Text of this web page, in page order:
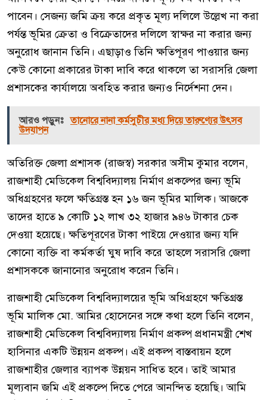
পাবেন। সেজন্য জমি ক্রয় করে প্রকৃত মূল্য দলিলে উল্লেখ না করা
পর্যন্ত ভূমির ক্রেতা ও বিক্রেতাদের দলিলে স্বাক্ষর না করার জন্য
অনুরোধ জানান তিনি। এছাড়াও তিনি ক্ষতিপূরণ পাওয়ার জন্য
কেউ কোনো প্রকারের টাকা দাবি করে থাকলে তা সরাসরি জেলা
প্রশাসকের কার্যালয়ে অবহিত করার জন্যও নির্দেশনা দেন।
আরও পড়ুনঃ তানোরে নানা কর্মসুচীর মধ্য দিয়ে তারুণ্যের উৎসব
উদযাপন
অতিরিক্ত জেলা প্রশাসক (রাজস্ব) সরকার অসীম কুমার বলেন,
রাজশাহী মেডিকেল বিশ্ববিদ্যালয় নির্মাণ প্রকল্পের জন্য ভূমি
অধিগ্রহণের ফলে ক্ষতিগ্রস্ত হন ১৬ জন ভূমির মালিক। আজকে
তাদের হাতে ৯ কোটি ১২ লাখ ৩২ হাজার ৯৪৬ টাকার চেক
দেওয়া হয়েছে। ক্ষতিপূরণের টাকা পাইয়ে দেওয়ার জন্য যদি
কোনো ব্যক্তি বা কর্মকর্তা ঘুষ দাবি করে তাহলে সরাসরি জেলা
প্রশাসককে জানানোর অনুরোধ করেন তিনি।
রাজশাহী মেডিকেল বিশ্ববিদ্যালয়ের ভূমি অধিগ্রহণে ক্ষতিগ্রস্ত
ভূমি মালিক মো. আমির হোসেনের সঙ্গে কথা হলে তিনি বলেন,
রাজশাহী মেডিকেল বিশ্ববিদ্যালয় নির্মাণ প্রকল্প প্রধানমন্ত্রী শেখ
হাসিনার একটি উন্নয়ন প্রকল্প। এই প্রকল্প বাস্তবায়ন হলে
রাজশাহীর জেলার ব্যাপক উন্নয়ন সাধিত হবে। তাই আমার
মূল্যবান জমি এই প্রকল্পে দিতে পেরে আনন্দিত হয়েছি। আমি